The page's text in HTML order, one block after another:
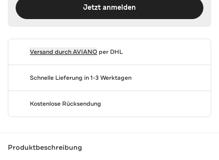
Jetzt anmelden
Versand durchAVIANOper DHL
Schnelle Lieferung in 1-3 Werktagen
Kostenlose Rücksendung
Produktbeschreibung